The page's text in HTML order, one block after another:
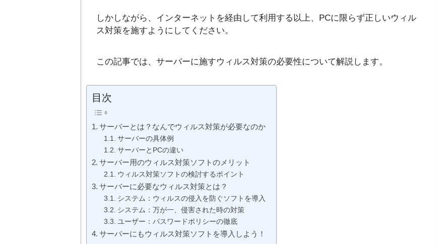
しかしながら、インターネットを経由して利用する以上、PCに限らず正しいウィル
ス対策を施すようにしてください。
この記事では、サーバーに施すウィルス対策の必要性について解説します。
目次
サーバーとは？なんでウィルス対策が必要なのか
サーバーの具体例
サーバーとPCの違い
サーバー用のウィルス対策ソフトのメリット
ウィルス対策ソフトの検討するポイント
サーバーに必要なウィルス対策とは？
システム：ウィルスの侵入を防ぐソフトを導入
システム：万が一、侵害された時の対策
ユーザー：パスワードポリシーの徹底
サーバーにもウィルス対策ソフトを導入しよう！